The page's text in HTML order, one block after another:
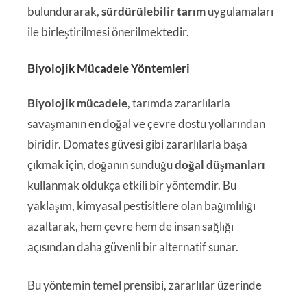
bulundurarak,sürdürülebilir tarımuygulamaları
ile birleştirilmesi önerilmektedir.
Biyolojik Mücadele Yöntemleri
Biyolojik mücadele, tarımda zararlılarla
savaşmanın en doğal ve çevre dostu yollarından
biridir. Domates güvesi gibi zararlılarla başa
çıkmak için, doğanın sunduğudoğal düşmanları
kullanmak oldukça etkili bir yöntemdir. Bu
yaklaşım, kimyasal pestisitlere olan bağımlılığı
azaltarak, hem çevre hem de insan sağlığı
açısından daha güvenli bir alternatif sunar.
Bu yöntemin temel prensibi, zararlılar üzerinde